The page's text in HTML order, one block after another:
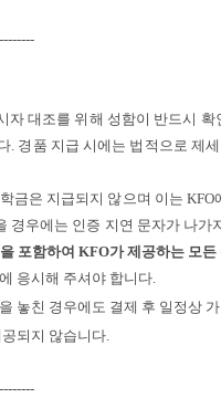
자 대조를 위해 성함이 반드시 확
. 경품 지급 시에는 법적으로 제
금은 지급되지 않으며 이는KFO
경우에는 인증 지연 문자가 나가
포함하여 KFO가 제공하는 모
응시해 주셔야 합니다.
놓친 경우에도 결제 후 일정상
되지 않습니다.